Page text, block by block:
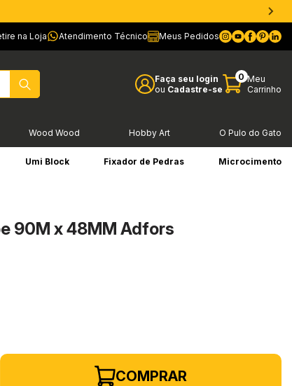
na Loja Atendimento Técnico Meus Pedidos
Faça seu login
ou Cadastre-se
0 Meu
Carrinho
Wood Wood Hobby Art O Pulo do Gato
Umi Block Fixador de Pedras Microcimento
90M x 48MM Adfors
COMPRAR